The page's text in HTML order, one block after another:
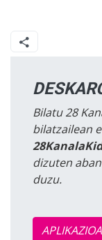
Bilatu 28
bilatzailean
dizuten
duzu.
APLIKAZIOA